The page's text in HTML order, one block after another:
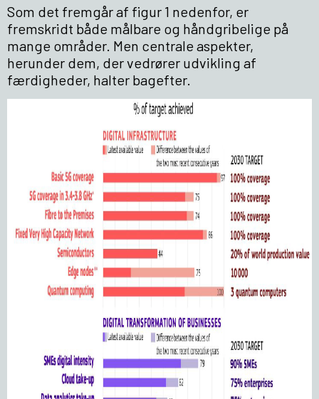
Som det fremgår af figur 1 nedenfor, er
fremskridt både målbare og håndgribelige på
mange områder. Men centrale aspekter,
herunder dem, der vedrører udvikling af
færdigheder, halter bagefter.